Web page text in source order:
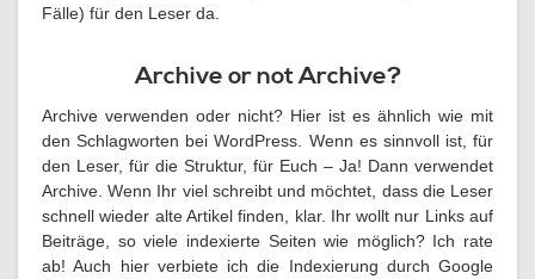
Fälle) für den Leser da.
Archive or not Archive?
Archive verwenden oder nicht? Hier ist es ähnlich wie mit
den Schlagworten bei WordPress. Wenn es sinnvoll ist, für
den Leser, für die Struktur, für Euch – Ja! Dann verwendet
Archive. Wenn Ihr viel schreibt und möchtet, dass die Leser
schnell wieder alte Artikel finden, klar. Ihr wollt nur Links auf
Beiträge, so viele indexierte Seiten wie möglich? Ich rate
ab! Auch hier verbiete ich die Indexierung durch Google